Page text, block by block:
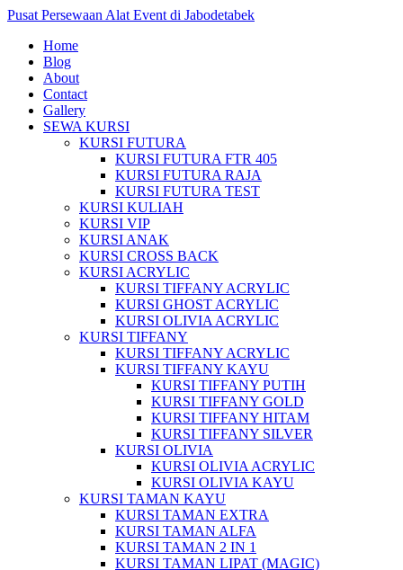
Pusat Persewaan Alat Event di Jabodetabek
Home
Blog
About
Contact
Gallery
SEWA KURSI
KURSI FUTURA
KURSI FUTURA FTR 405
KURSI FUTURA RAJA
KURSI FUTURA TEST
KURSI KULIAH
KURSI VIP
KURSI ANAK
KURSI CROSS BACK
KURSI ACRYLIC
KURSI TIFFANY ACRYLIC
KURSI GHOST ACRYLIC
KURSI OLIVIA ACRYLIC
KURSI TIFFANY
KURSI TIFFANY ACRYLIC
KURSI TIFFANY KAYU
KURSI TIFFANY PUTIH
KURSI TIFFANY GOLD
KURSI TIFFANY HITAM
KURSI TIFFANY SILVER
KURSI OLIVIA
KURSI OLIVIA ACRYLIC
KURSI OLIVIA KAYU
KURSI TAMAN KAYU
KURSI TAMAN EXTRA
KURSI TAMAN ALFA
KURSI TAMAN 2 IN 1
KURSI TAMAN LIPAT (MAGIC)